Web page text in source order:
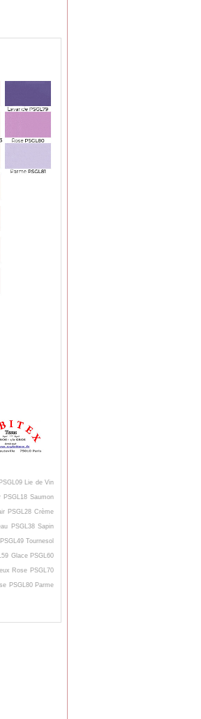
Lie de Vin
PSGL18 Saumon
PSGL28 Crème
PSGL38 Sapin
Tournesol
Glace PSGL60
Rose PSGL70
PSGL80 Parme